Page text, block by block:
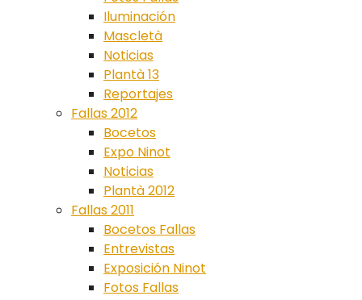
Iluminación
Mascletà
Noticias
Plantà 13
Reportajes
Fallas 2012
Bocetos
Expo Ninot
Noticias
Plantà 2012
Fallas 2011
Bocetos Fallas
Entrevistas
Exposición Ninot
Fotos Fallas